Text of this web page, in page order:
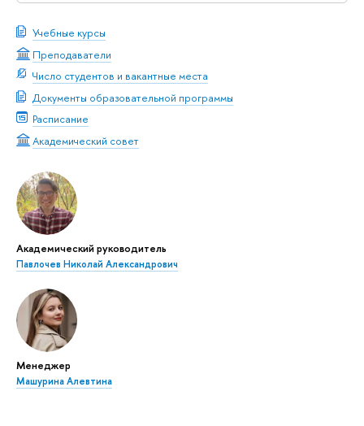
Учебные курсы
Преподаватели
Число студентов и вакантные места
Документы образовательной программы
Расписание
Академический совет
Академический руководитель
Павлочев Николай Александрович
Менеджер
Машурина Алевтина